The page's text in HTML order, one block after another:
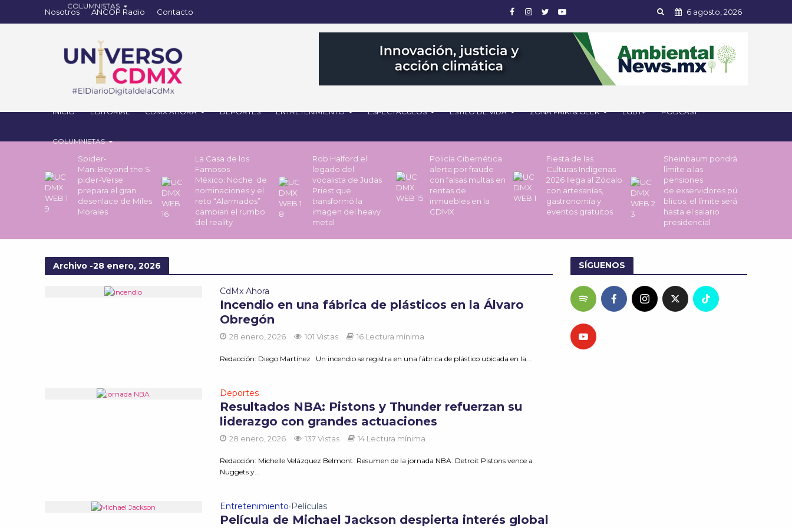
Nosotros ANCOP Radio Contacto 6 agosto, 2026
INICIO EDITORIAL CDMX AHORA DEPORTES ENTRETENIMIENTO ESPECTÁCULOS ESTILO DE VIDA ZONA FRIKI & GEEK LGBT+ PODCAST
COLUMNISTAS
Spider-
Man: Beyond the S
pider-Verse
prepara el gran
desenlace de Miles
Morales
La Casa de los
Famosos
México: Noche de
nominaciones y el
reto “Alarmados”
cambian el rumbo
del reality
Rob Halford el
legado del
vocalista de Judas
Priest que
transformó la
imagen del heavy
metal
Policía Cibernética
alerta por fraude
con falsas multas en
rentas de
inmuebles en la
CDMX
Fiesta de las
Culturas Indígenas
2026 llega al Zócalo
con artesanías,
gastronomía y
eventos gratuitos
Sheinbaum pondrá
límite a las
pensiones
de exservidores pú
blicos; el límite será
hasta el salario
presidencial
Archivo -28 enero, 2026
CdMx Ahora
Incendio en una fábrica de plásticos en la Álvaro
Obregón
28 enero, 2026 101 Vistas 16 Lectura mínima
Redacción: Diego Martínez Un incendio se registra en una fábrica de plástico ubicada en la...
Deportes
Resultados NBA: Pistons y Thunder refuerzan su
liderazgo con grandes actuaciones
28 enero, 2026 137 Vistas 14 Lectura mínima
Redacción: Michelle Velázquez Belmont Resumen de la jornada NBA: Detroit Pistons vence a
Nuggets y...
Entretenimiento•Películas
Película de Michael Jackson despierta interés global
SÍGUENOS